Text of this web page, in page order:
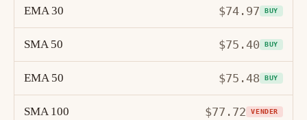
EMA 30 $74.97 BUY
SMA 50 $75.40 BUY
EMA 50 $75.48 BUY
SMA 100 $77.72 VENDER